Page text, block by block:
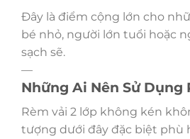
Đây là điểm cộng lớn cho
bé nhỏ, người lớn tuổi hoặc
sạch sẽ.
—
Những Ai Nên Sử Dụng
Rèm vải 2 lớp không kén
tượng dưới đây đặc biệt phù